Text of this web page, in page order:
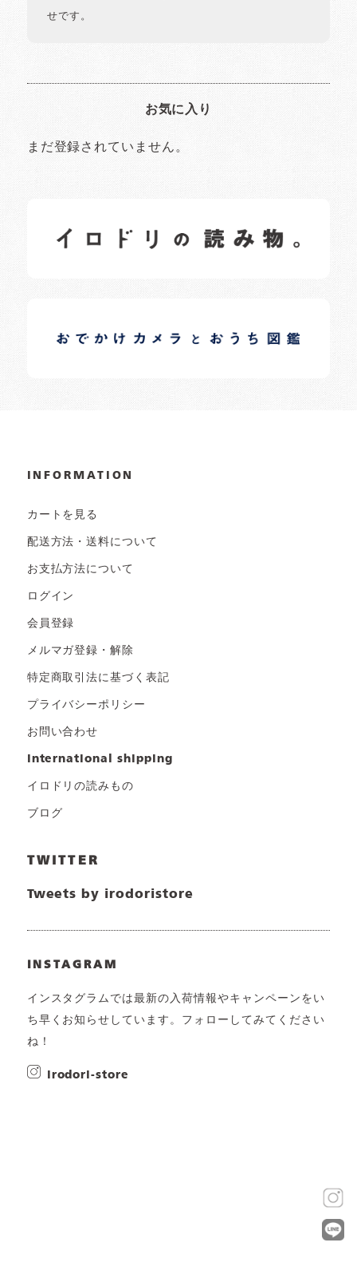
せです。
お気に入り
まだ登録されていません。
日常の様子など随時更新中です。
日常の様子など随時更新中です。
INFORMATION
カートを見る
配送方法・送料について
お支払方法について
ログイン
会員登録
メルマガ登録・解除
特定商取引法に基づく表記
プライバシーポリシー
お問い合わせ
international shipping
イロドリの読みもの
ブログ
TWITTER
Tweets by irodoristore
INSTAGRAM
インスタグラムでは最新の入荷情報やキャンペーンをい
ち早くお知らせしています。フォローしてみてください
ね！
irodori-store